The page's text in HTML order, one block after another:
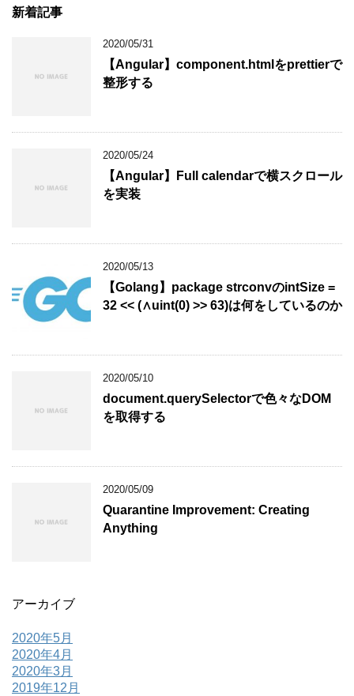
新着記事
2020/05/31
【Angular】component.htmlをprettierで
整形する
2020/05/24
【Angular】Full calendarで横スクロール
を実装
2020/05/13
【Golang】package strconvのintSize =
32 << (∧uint(0) >> 63)は何をしているのか
2020/05/10
document.querySelectorで色々なDOM
を取得する
2020/05/09
Quarantine Improvement: Creating
Anything
アーカイブ
2020年5月
2020年4月
2020年3月
2019年12月